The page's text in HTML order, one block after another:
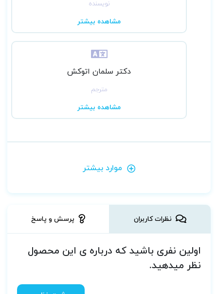
نویسنده
مشاهده بیشتر
دکتر سلمان اتوکش
مترجم
مشاهده بیشتر
موارد بیشتر
نظرات کاربران پرسش و پاسخ
اولین نفری باشید که درباره ی این محصول
نظر میدهید.